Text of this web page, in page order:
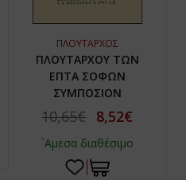
ΠΛΟΥΤΑΡΧΟΣ
ΠΛΟΥΤΑΡΧΟΥ ΤΩΝ
ΕΠΤΑ ΣΟΦΩΝ
ΣΥΜΠΟΣΙΟΝ
10,65€ 8,52€
`Αμεσα διαθέσιμο